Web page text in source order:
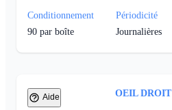
Conditionnement
90 par boîte
Périodicité
Journalières
Aide OEIL DROIT